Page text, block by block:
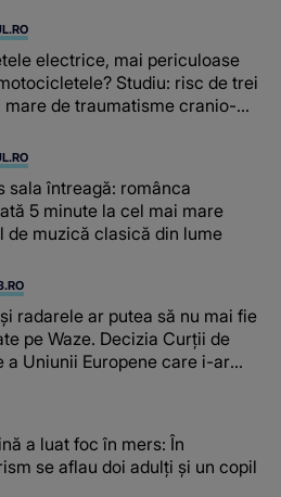
electrice, mai periculoase
Studiu: risc de trei
mare de traumatisme cranio-
sala întreagă: românca
5 minute la cel mai mare
de muzică clasică din lume
radarele ar putea să nu mai fie
pe Waze. Decizia Curţii de
a Uniunii Europene care i-ar
a luat foc în mers: În
se aflau doi adulți și un copil